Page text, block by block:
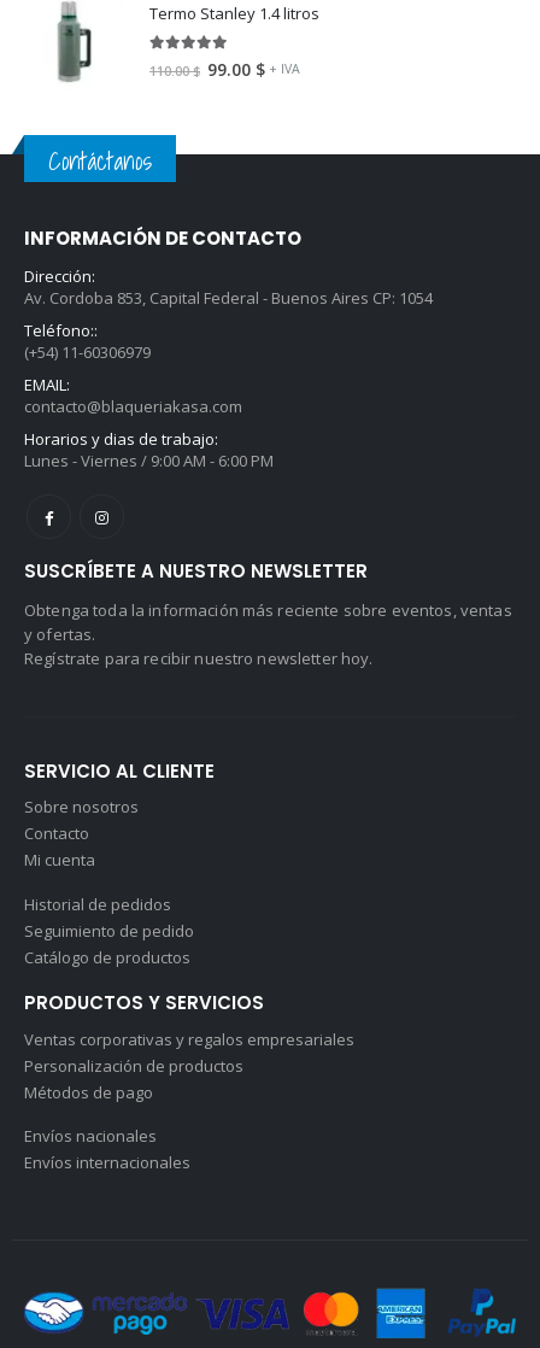
Termo Stanley 1.4 litros
fuera de 5
110.00$ 99.00 $ + IVA
Contáctanos
INFORMACIÓN DE CONTACTO
Dirección:
Av. Cordoba 853, Capital Federal - Buenos Aires CP: 1054
Teléfono::
(+54) 11-60306979
EMAIL:
contacto@blaqueriakasa.com
Horarios y dias de trabajo:
Lunes - Viernes / 9:00 AM - 6:00 PM
SUSCRÍBETE A NUESTRO NEWSLETTER
Obtenga toda la información más reciente sobre eventos, ventas
y ofertas.
Regístrate para recibir nuestro newsletter hoy.
SERVICIO AL CLIENTE
Sobre nosotros
Contacto
Mi cuenta
Historial de pedidos
Seguimiento de pedido
Catálogo de productos
PRODUCTOS Y SERVICIOS
Ventas corporativas y regalos empresariales
Personalización de productos
Métodos de pago
Envíos nacionales
Envíos internacionales